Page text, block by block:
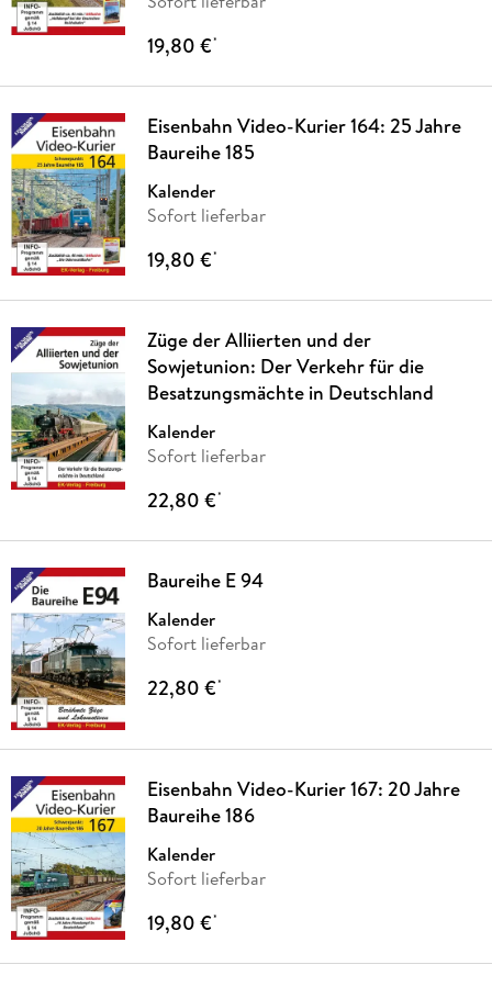
19,80 €*
Eisenbahn Video-Kurier 164: 25 Jahre
Baureihe 185
Kalender
Sofort lieferbar
19,80 €*
Züge der Alliierten und der
Sowjetunion: Der Verkehr für die
Besatzungsmächte in Deutschland
Kalender
Sofort lieferbar
22,80 €*
Baureihe E 94
Kalender
Sofort lieferbar
22,80 €*
Eisenbahn Video-Kurier 167: 20 Jahre
Baureihe 186
Kalender
Sofort lieferbar
19,80 €*